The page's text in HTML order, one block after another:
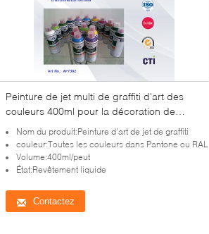
Peinture de jet multi de graffiti d'art des
couleurs 400ml pour la décoration de
mur/Chambre
Nom du produit:Peinture d'art de jet de graffiti
couleur:Toutes les couleurs dans Pantone ou RAL
Volume:400ml/peut
État:Revêtement liquide
Contactez